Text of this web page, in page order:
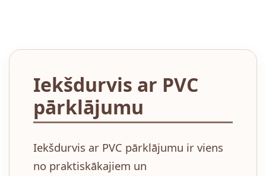
Iekšdurvis ar PVC
pārklājumu
Iekšdurvis ar PVC pārklājumu ir viens
no praktiskākajiem un